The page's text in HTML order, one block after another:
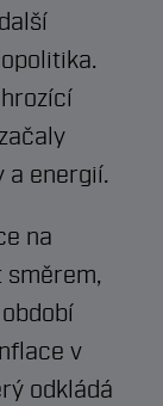
a energií.
na
směrem,
v
odkládá